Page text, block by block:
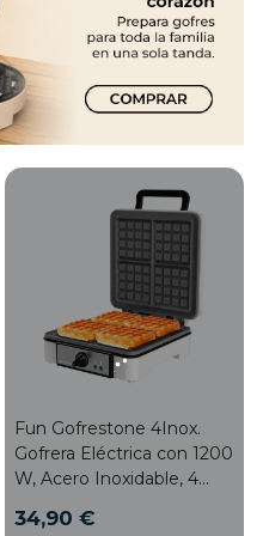
Fun Gofrestone 4Inox.
Gofrera Eléctrica con 1200
W, Acero Inoxidable, 4
Revestimiento
34,90 €